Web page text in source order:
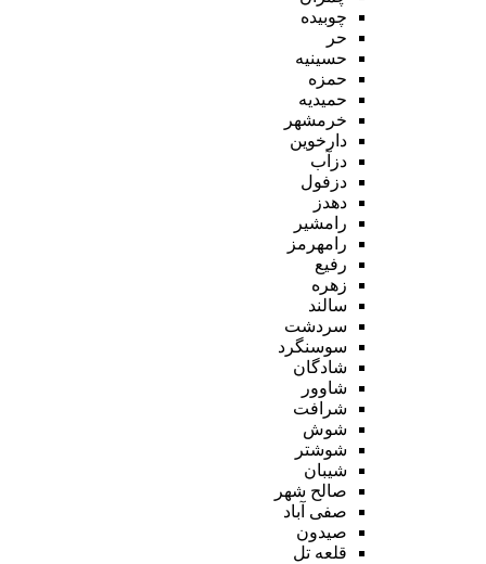
چوبیده
حر
حسینیه
حمزه
حمیدیه
خرمشهر
دارخوین
دزآب
دزفول
دهدز
رامشیر
رامهرمز
رفیع
زهره
سالند
سردشت
سوسنگرد
شادگان
شاوور
شرافت
شوش
شوشتر
شیبان
صالح شهر
صفی آباد
صیدون
قلعه تل